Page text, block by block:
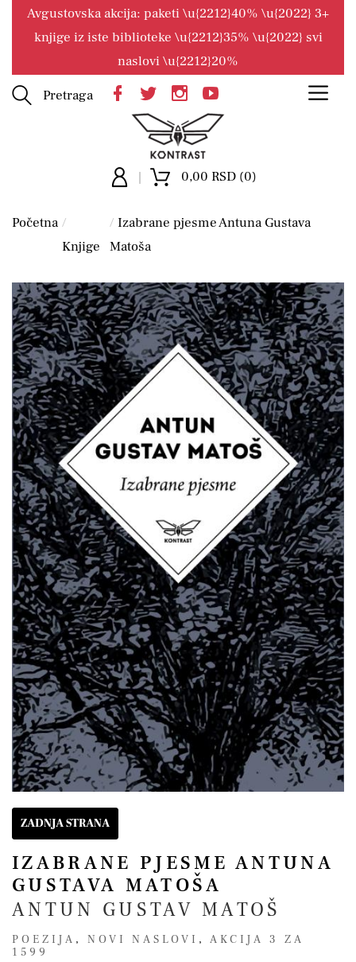
Avgustovska akcija: paketi \u{2212}40% \u{2022} 3+
knjige iz iste biblioteke \u{2212}35% \u{2022} svi
naslovi \u{2212}20%
Pretraga
0,00 RSD (0)
Početna
Knjige
Izabrane pjesme Antuna Gustava
Matoša
ZADNJA STRANA
IZABRANE PJESME ANTUNA
GUSTAVA MATOŠA
ANTUN GUSTAV MATOŠ
POEZIJA , NOVI NASLOVI , AKCIJA 3 ZA
1599